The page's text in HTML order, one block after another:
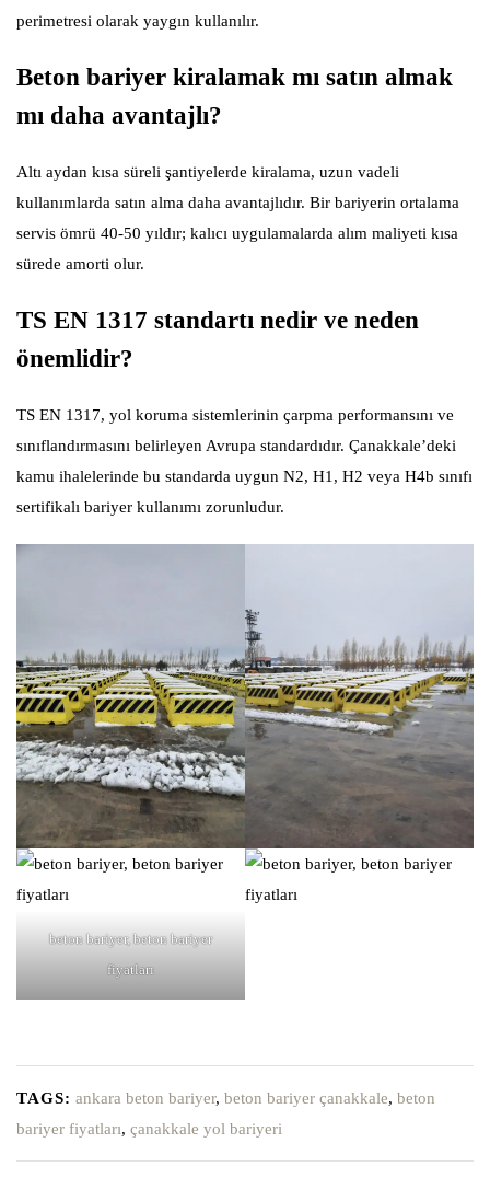
perimetresi olarak yaygın kullanılır.
Beton bariyer kiralamak mı satın almak
mı daha avantajlı?
Altı aydan kısa süreli şantiyelerde kiralama, uzun vadeli
kullanımlarda satın alma daha avantajlıdır. Bir bariyerin ortalama
servis ömrü 40-50 yıldır; kalıcı uygulamalarda alım maliyeti kısa
sürede amorti olur.
TS EN 1317 standartı nedir ve neden
önemlidir?
TS EN 1317, yol koruma sistemlerinin çarpma performansını ve
sınıflandırmasını belirleyen Avrupa standardıdır. Çanakkale’deki
kamu ihalelerinde bu standarda uygun N2, H1, H2 veya H4b sınıfı
sertifikalı bariyer kullanımı zorunludur.
beton bariyer, beton bariyer
fiyatları
TAGS: ankara beton bariyer, beton bariyer çanakkale, beton
bariyer fiyatları, çanakkale yol bariyeri